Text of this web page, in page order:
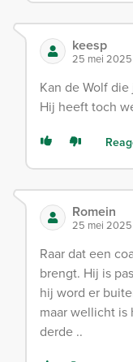
keesp
25 mei 2025
Kan de Wolf
Hij heeft toch
Romein
25 mei
Raar dat een
brengt. Hij is
hij word er
maar wellicht is
derde ..